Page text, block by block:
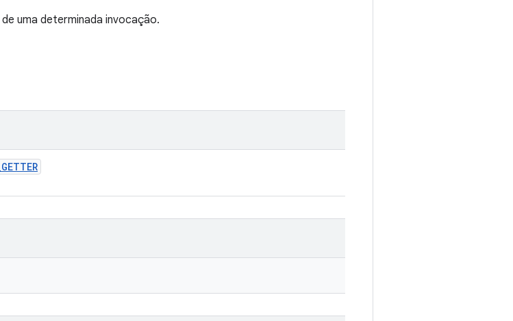
uma determinada invocação.
GETTER